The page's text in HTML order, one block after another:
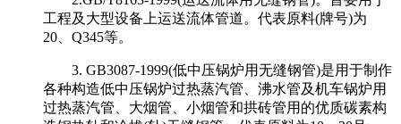
工程及大型设备上运送流体管道。代表原料(牌号)为
20、Q345等。
3. GB3087-1999(低中压锅炉用无缝钢管)是用于制作
各种构造低中压锅炉过热蒸汽管、沸水管及机车锅炉用
过热蒸汽管、大烟管、小烟管和拱砖管用的优质碳素构